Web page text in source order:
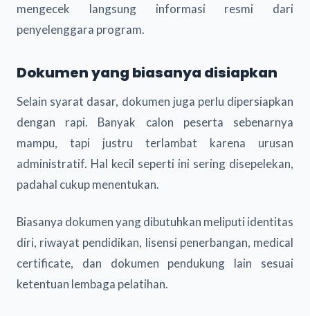
mengecek langsung informasi resmi dari
penyelenggara program.
Dokumen yang biasanya disiapkan
Selain syarat dasar, dokumen juga perlu dipersiapkan
dengan rapi. Banyak calon peserta sebenarnya
mampu, tapi justru terlambat karena urusan
administratif. Hal kecil seperti ini sering disepelekan,
padahal cukup menentukan.
Biasanya dokumen yang dibutuhkan meliputi identitas
diri, riwayat pendidikan, lisensi penerbangan, medical
certificate, dan dokumen pendukung lain sesuai
ketentuan lembaga pelatihan.